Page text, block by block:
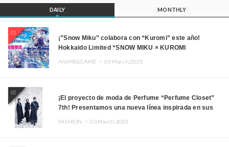
DAILY MONTHLY
01
¡”Snow Miku” colabora con “Kuromi” este año!
Hokkaido Limited “SNOW MIKU × KUROMI
ANIME&GAME ・03.March.2023
02
¡El proyecto de moda de Perfume “Perfume Closet”
7th! Presentamos una nueva línea inspirada en sus
FASHION ・03.March.2023